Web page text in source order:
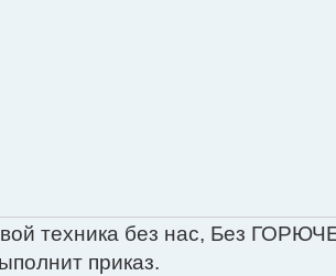
техника без нас, Без
приказ.